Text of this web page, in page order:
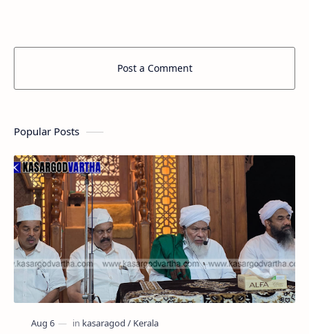
Post a Comment
Popular Posts